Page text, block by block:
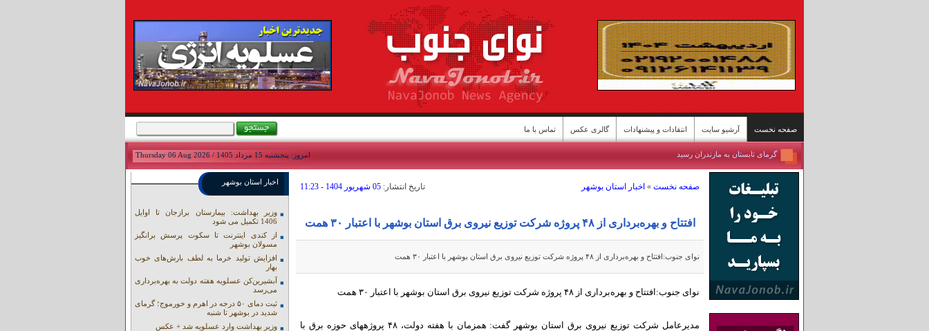
صفحه نخست آرشیو سایت انتقادات و پیشنهادات گالری عکس تماس با ما
مسابقات اسبدوانی کورس بهاره گنبدکاووس
برداشت برنج از شالیزارهای شمال - سوادکوه
تازه‌ترین وضعیت تنگه هرمز
مسابقات کشتی سنتی لوچو - روستای چرات
روستای گردشگری قلات - شیراز
پل محور «رودان - بندرعباس» پس حمله آمریکا
بندرعباس جان ایران
مسافران دریاچه «زنده» ارومیه
امروز: پنجشنبه 15 مرداد 1405 / Thursday 06 Aug 2026
صفحه نخست » اخبار استان بوشهر تاريخ انتشار: 05 شهريور 1404 - 11:23
افتتاح و بهره‌برداری از ۴۸ پروژه شرکت توزیع نیروی برق استان بوشهر با اعتبار ۳۰ همت
نوای جنوب:افتتاح و بهره‌برداری از ۴۸ پروژه شرکت توزیع نیروی برق استان بوشهر با اعتبار ۳۰ همت
نوای جنوب:افتتاح و بهره‌برداری از ۴۸ پروژه شرکت توزیع نیروی برق استان بوشهر با اعتبار ۳۰ همت
مدیرعامل شرکت توزیع نیروی برق استان بوشهر گفت: همزمان با هفته دولت، ۴۸ پروژههای حوزه برق با
اخبار استان بوشهر
وزیر بهداشت: بیمارستان برازجان تا اوایل
1406 تکمیل می شود
از کندی اینترنت تا سکوت پرسش برانگیز
مسولان بوشهر
افزایش تولید خرما به لطف بارش‌های خوب
بهار
آبشیرین‌کن عسلویه هفته دولت به بهره‌برداری
می‌رسد
ثبت دمای ۵۰ درجه در اهرم و خورموج؛ گرمای
شدید در بوشهر تا شنبه
وزیر بهداشت وارد عسلویه شد + عکس